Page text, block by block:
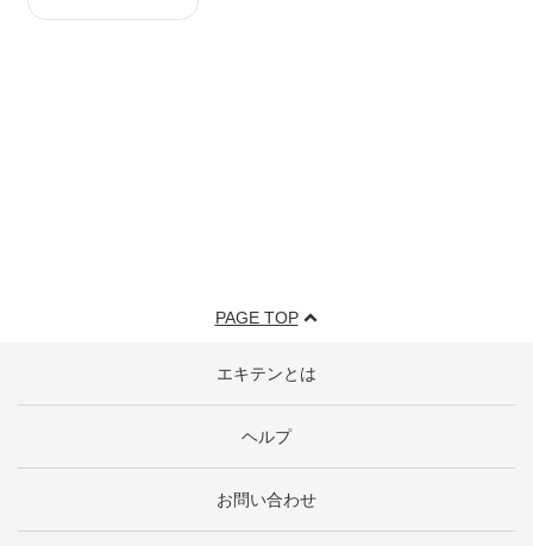
PAGE TOP
エキテンとは
ヘルプ
お問い合わせ